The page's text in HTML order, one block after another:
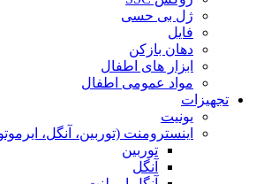
ژل بی حسی
فایل
دهان بازکن
ابزار های اطفال
مواد عمومی اطفال
تجهیزات
یونیت
اینسترومنت (توربین، آنگل،
توربین
آنگل